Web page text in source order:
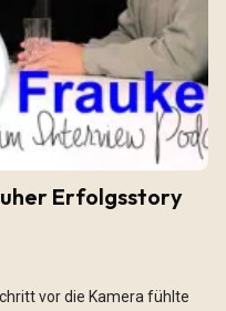
Erfolgsstory
vor die Kamera fühlte